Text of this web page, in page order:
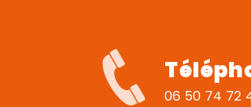
06 50 74 72